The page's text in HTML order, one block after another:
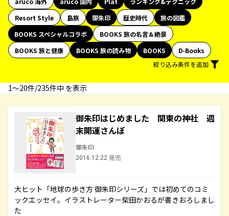
Resort Style
島旅 御朱印 歴史時代
旅の図鑑
BOOKS スペシャルコラボ
BOOKS 旅の名言＆絶景
BOOKS 旅と健康
BOOKS 旅の読み物 BOOKS
D-Books
絞り込み条件を追加
1〜20件/235件中 を表示
御朱印はじめました 関東の神社 週
末開運さんぽ
御朱印
2016.12.22 発売
大ヒット「地球の歩き方 御朱印シリーズ」では初めてのコミ
ックエッセイ。イラストレーター柴田かおるが書きおろしまし
た